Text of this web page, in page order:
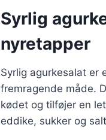
Syrlig
nyretapper
Syrlig agurkesalat er
fremragende måde.
kødet og tilføjer en
eddike, sukker og